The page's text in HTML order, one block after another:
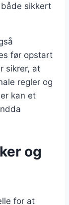
sikkert
før opstart
sikrer, at
regler og
kan et
og
for at